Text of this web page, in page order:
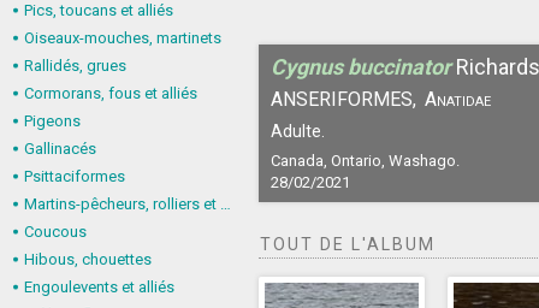
Pics, toucans et alliés
Oiseaux-mouches, martinets
Rallidés, grues
Cormorans, fous et alliés
Pigeons
Gallinacés
Psittaciformes
Martins-pêcheurs, rolliers et alliés
Coucous
Hibous, chouettes
Engoulevents et alliés
Cygnus buccinator
ANSERIFORMES, Anatidae
Adulte.
Canada, Ontario, Washago.
28/02/2021
TOUT DE L'ALBUM